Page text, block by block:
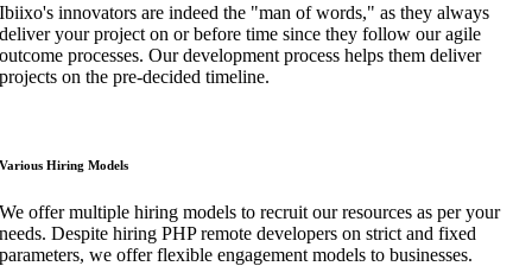
Ibiixo's innovators are indeed the "man of words," as they always
deliver your project on or before time since they follow our agile
outcome processes. Our development process helps them deliver
projects on the pre-decided timeline.
Various Hiring Models
We offer multiple hiring models to recruit our resources as per your
needs. Despite hiring PHP remote developers on strict and fixed
parameters, we offer flexible engagement models to businesses.